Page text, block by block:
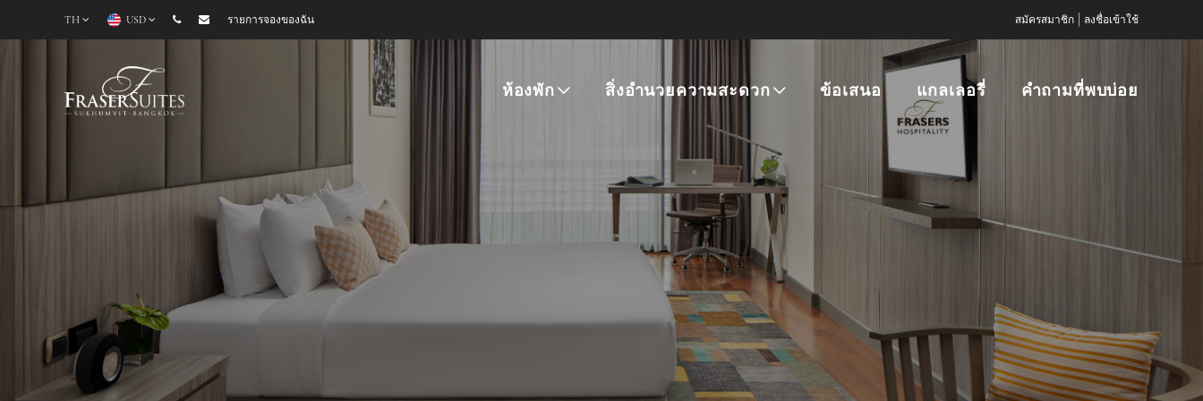
TH USD รายการจองของฉัน สมัครสมาชิก ลงชื่อเข้าใช้
ห้องพัก สิ่งอำนวยความสะดวก ข้อเสนอ แกลเลอรี่ คำถามที่พบบ่อย